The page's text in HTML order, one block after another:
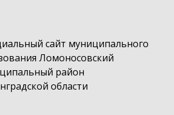
сайт муниципального
Ломоносовский
район
области